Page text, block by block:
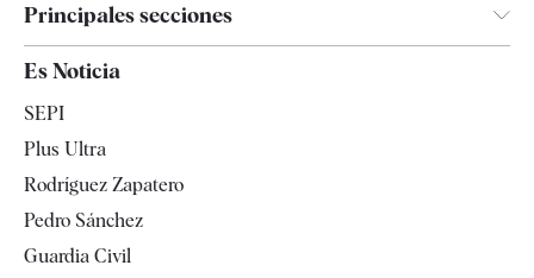
Principales secciones
España
Televisión
Es Noticia
SEPI
Plus Ultra
Rodríguez Zapatero
Pedro Sánchez
Guardia Civil